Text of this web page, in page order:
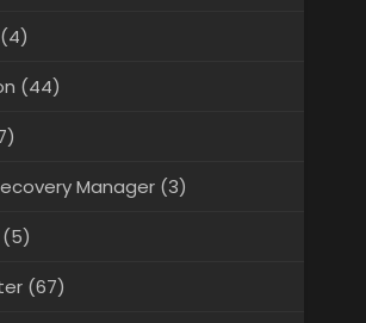
(4)
(44)
Manager(3)
(5)
(67)